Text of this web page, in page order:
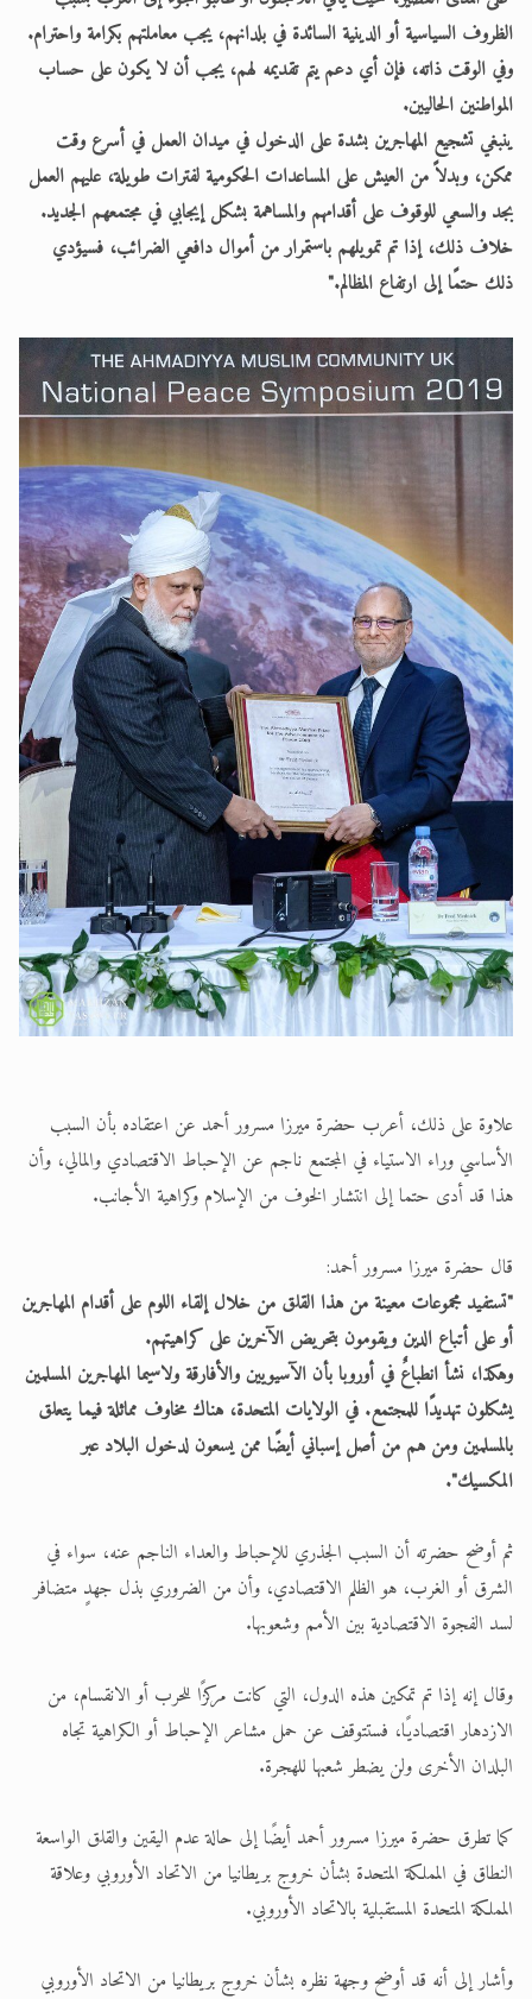
الظروف السياسية أو الدينية السائدة في بلدانهم، يجب معاملتهم بكرامة واحترام.
وفي الوقت ذاته، فإن أي دعم يتم تقديمه لهم، يجب أن لا يكون على حساب
المواطنين الحاليين.
ينبغي تشجيع المهاجرين بشدة على الدخول في ميدان العمل في أسرع وقت
ممكن، وبدلاً من العيش على المساعدات الحكومية لفترات طويلة، عليهم العمل
بجد والسعي للوقوف على أقدامهم والمساهمة بشكل إيجابي في مجتمعهم الجديد.
خلاف ذلك، إذا تم تمويلهم باستمرار من أموال دافعي الضرائب، فسيؤدي
ذلك حتمًا إلى ارتفاع المظالم."
علاوة على ذلك، أعرب حضرة ميرزا مسرور أحمد عن اعتقاده بأن السبب
الأساسي وراء الاستياء في المجتمع ناجم عن الإحباط الاقتصادي والمالي، وأن
هذا قد أدى حتما إلى انتشار الخوف من الإسلام وكراهية الأجانب.
قال حضرة ميرزا مسرور أحمد:
"تستفيد مجموعات معينة من هذا القلق من خلال إلقاء اللوم على أقدام المهاجرين
أو على أتباع الدين ويقومون بتحريض الآخرين على كراهيتهم.
وهكذا، نشأ انطباعٌ في أوروبا بأن الآسيويين والأفارقة ولاسيما المهاجرين المسلمين
يشكلون تهديدًا للمجتمع. في الولايات المتحدة، هناك مخاوف مماثلة فيما يتعلق
بالمسلمين ومن هم من أصل إسباني أيضًا ممن يسعون لدخول البلاد عبر
المكسيك".
ثم أوضح حضرته أن السبب الجذري للإحباط والعداء الناجم عنه، سواء في
الشرق أو الغرب، هو الظلم الاقتصادي، وأن من الضروري بذل جهدٍ متضافر
لسد الفجوة الاقتصادية بين الأمم وشعوبها.
وقال إنه إذا تم تمكين هذه الدول، التي كانت مركزًا للحرب أو الانقسام، من
الازدهار اقتصاديًا، فستتوقف عن حمل مشاعر الإحباط أو الكراهية تجاه
البلدان الأخرى ولن يضطر شعبها للهجرة.
كما تطرق حضرة ميرزا مسرور أحمد أيضًا إلى حالة عدم اليقين والقلق الواسعة
النطاق في المملكة المتحدة بشأن خروج بريطانيا من الاتحاد الأوروبي وعلاقة
المملكة المتحدة المستقبلية بالاتحاد الأوروبي.
وأشار إلى أنه قد أوضح وجهة نظره بشأن خروج بريطانيا من الاتحاد الأوروبي